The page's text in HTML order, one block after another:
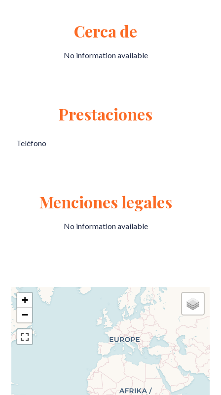
Cerca de
No information available
Prestaciones
Teléfono
Menciones legales
No information available
+
−